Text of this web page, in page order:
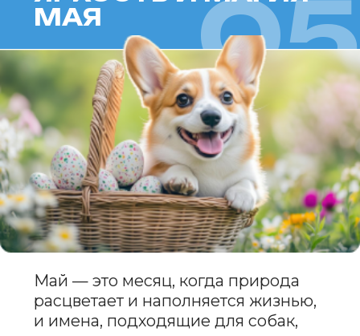
Май — это месяц, когда природа
расцветает и наполняется жизнью,
и имена, подходящие для собак,
рожденных в этот период, точно отражают
всю эту яркость
и свежесть. Каждое имя связано
с природными явлениями,
цветами и атмосферой весны,
и каждое из них несет в себе
будет подходить именно вашей
собаке.
апрелья июнь